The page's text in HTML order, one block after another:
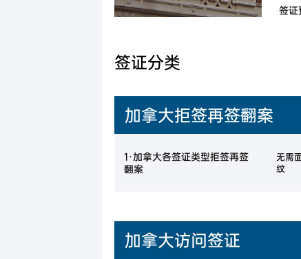
瓦努阿图 瓦努阿图投资移民
西班牙
马来西亚 马来西亚第二家园计划
签证
签证分类
加拿大拒签再签翻案
1·加拿大各签证类型拒签再签
翻案
无需
纹
加拿大访问签证